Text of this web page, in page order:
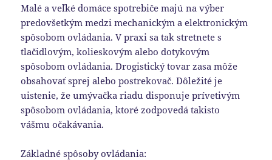
Malé a veľké domáce spotrebiče majú na výber
predovšetkým medzi mechanickým a elektronickým
spôsobom ovládania. V praxi sa tak stretnete s
tlačidlovým, kolieskovým alebo dotykovým
spôsobom ovládania. Drogistický tovar zasa môže
obsahovať sprej alebo postrekovač. Dôležité je
uistenie, že umývačka riadu disponuje prívetivým
spôsobom ovládania, ktoré zodpovedá takisto
vášmu očakávania.
Základné spôsoby ovládania: